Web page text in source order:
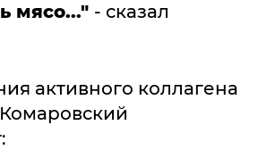
мясо..." - сказал
активного коллагена